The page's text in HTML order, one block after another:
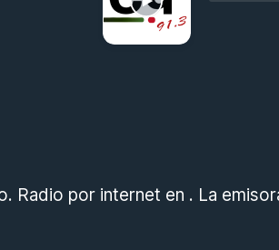
Radio por internet en . La